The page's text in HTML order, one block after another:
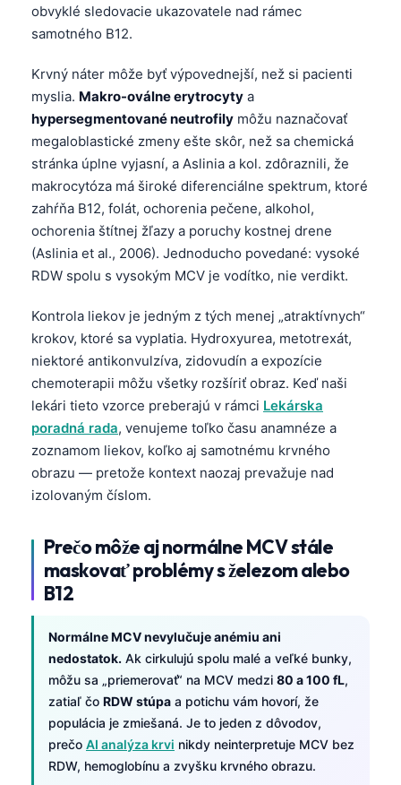
obvyklé sledovacie ukazovatele nad rámec
samotného B12.
Krvný náter môže byť výpovednejší, než si pacienti
myslia. Makro-oválne erytrocyty a
hypersegmentované neutrofily môžu naznačovať
megaloblastické zmeny ešte skôr, než sa chemická
stránka úplne vyjasní, a Aslinia a kol. zdôraznili, že
makrocytóza má široké diferenciálne spektrum, ktoré
zahŕňa B12, folát, ochorenia pečene, alkohol,
ochorenia štítnej žľazy a poruchy kostnej drene
(Aslinia et al., 2006). Jednoducho povedané: vysoké
RDW spolu s vysokým MCV je vodítko, nie verdikt.
Kontrola liekov je jedným z tých menej „atraktívnych“
krokov, ktoré sa vyplatia. Hydroxyurea, metotrexát,
niektoré antikonvulzíva, zidovudín a expozície
chemoterapii môžu všetky rozšíriť obraz. Keď naši
lekári tieto vzorce preberajú v rámci Lekárska
poradná rada, venujeme toľko času anamnéze a
zoznamom liekov, koľko aj samotnému krvného
obrazu — pretože kontext naozaj prevažuje nad
izolovaným číslom.
Prečo môže aj normálne MCV stále
maskovať problémy s železom alebo
B12
Normálne MCV nevylučuje anémiu ani
nedostatok. Ak cirkulujú spolu malé a veľké bunky,
môžu sa „priemerovať“ na MCV medzi 80 a 100 fL,
zatiaľ čo RDW stúpa a potichu vám hovorí, že
populácia je zmiešaná. Je to jeden z dôvodov,
prečo AI analýza krvi nikdy neinterpretuje MCV bez
RDW, hemoglobínu a zvyšku krvného obrazu.
Norsk bokmål